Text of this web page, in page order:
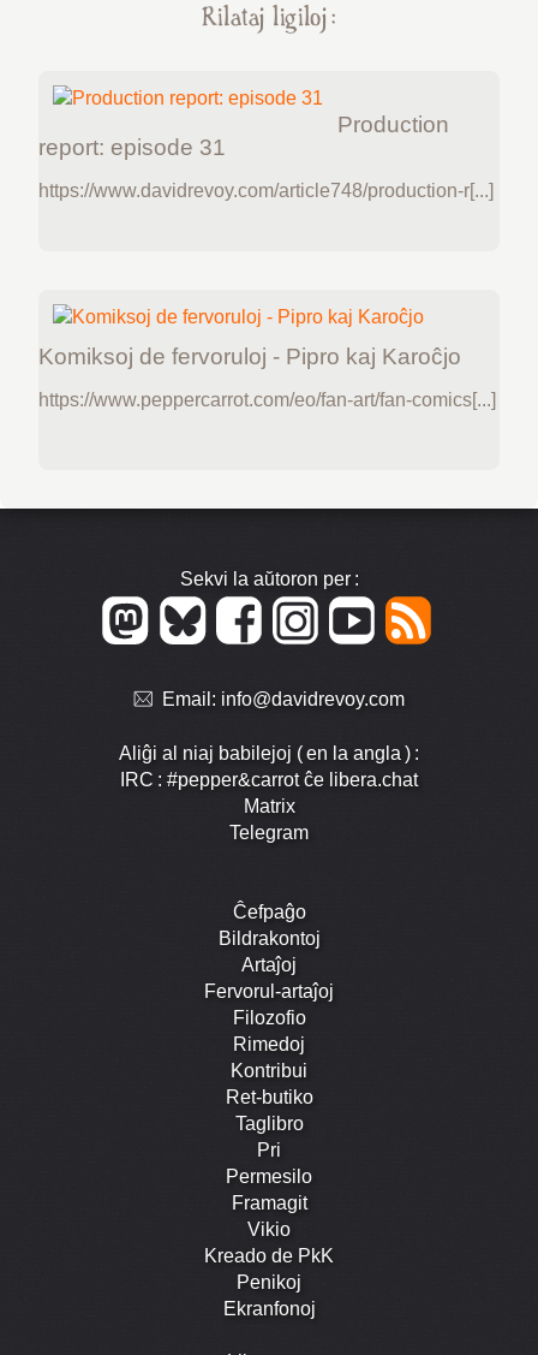
Rilataj ligiloj :
Production
report: episode 31
https://www.davidrevoy.com/article748/production-r[...]
Komiksoj de fervoruloj - Pipro kaj Karoĉjo
https://www.peppercarrot.com/eo/fan-art/fan-comics[...]
Sekvi la aŭtoron per :
Email: info@davidrevoy.com
Aliĝi al niaj babilejoj ( en la angla ) :
IRC : #pepper&carrot ĉe libera.chat
Matrix
Telegram
Ĉefpaĝo
Bildrakontoj
Artaĵoj
Fervorul-artaĵoj
Filozofio
Rimedoj
Kontribui
Ret-butiko
Taglibro
Pri
Permesilo
Framagit
Vikio
Kreado de PkK
Penikoj
Ekranfonoj